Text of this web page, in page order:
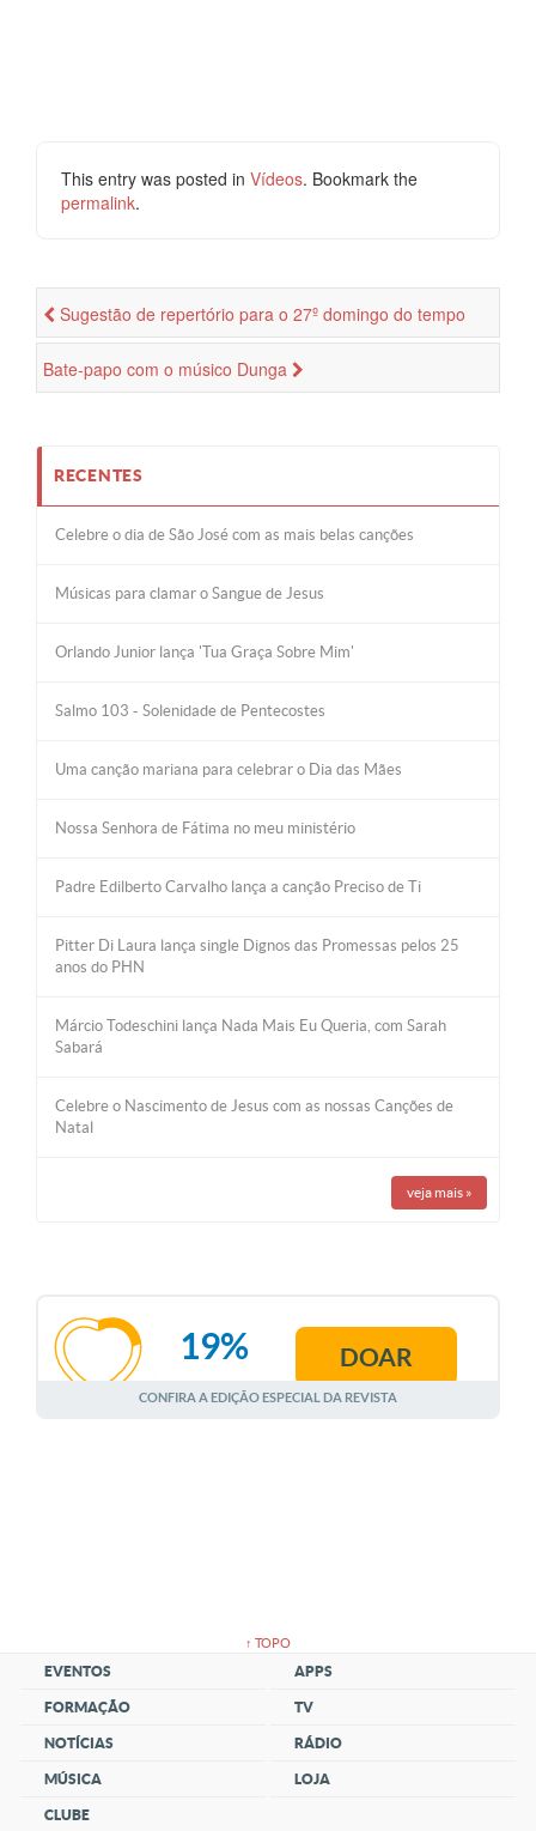
This entry was posted in Vídeos. Bookmark the
permalink.
Sugestão de repertório para o 27º domingo do tempo
comum
Bate-papo com o músico Dunga
RECENTES
Celebre o dia de São José com as mais belas canções
Músicas para clamar o Sangue de Jesus
Orlando Junior lança 'Tua Graça Sobre Mim'
Salmo 103 - Solenidade de Pentecostes
Uma canção mariana para celebrar o Dia das Mães
Nossa Senhora de Fátima no meu ministério
Padre Edilberto Carvalho lança a canção Preciso de Ti
Pitter Di Laura lança single Dignos das Promessas pelos 25
anos do PHN
Márcio Todeschini lança Nada Mais Eu Queria, com Sarah
Sabará
Celebre o Nascimento de Jesus com as nossas Canções de
Natal
veja mais »
AGOSTO
19% DOAR
CONFIRA A EDIÇÃO ESPECIAL DA REVISTA
↑ TOPO
EVENTOS
FORMAÇÃO
NOTÍCIAS
MÚSICA
CLUBE
APPS
TV
RÁDIO
LOJA